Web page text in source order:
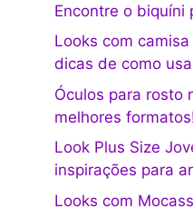
Encontre o biquíni
Looks com
dicas de como
Óculos para rosto
melhores
Look Plus Size
inspirações para
Looks com